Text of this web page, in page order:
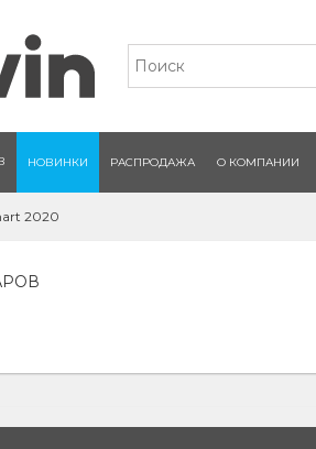
НОВИНКИ РАСПРОДАЖА О КОМПАНИИ
2020